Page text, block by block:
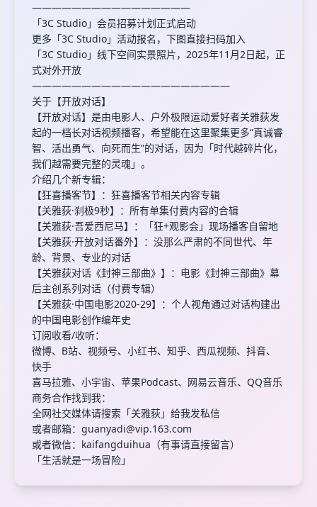
————————————————
「3C Studio」会员招募计划正式启动
更多「3C Studio」活动报名，下图直接扫码加入
「3C Studio」线下空间实景照片，2025年11月2日起，正
式对外开放
————————————————————
关于【开放对话】
【开放对话】是由电影人、户外极限运动爱好者关雅荻发
起的一档长对话视频播客，希望能在这里聚集更多“真诚睿
智、活出勇气、向死而生”的对话，因为「时代越碎片化，
我们越需要完整的灵魂」。
介绍几个新专辑：
【狂喜播客节】：狂喜播客节相关内容专辑
【关雅荻·刹极9秒】：所有单集付费内容的合辑
【关雅荻·吾爱西尼马】：「狂+观影会」现场播客自留地
【关雅荻·开放对话番外】：没那么严肃的不同世代、年
龄、背景、专业的对话
【关雅荻对话《封神三部曲》】：电影《封神三部曲》幕
后主创系列对话（付费专辑）
【关雅荻·中国电影2020-29】：个人视角通过对话构建出
的中国电影创作编年史
订阅收看/收听：
微博、B站、视频号、小红书、知乎、西瓜视频、抖音、
快手
喜马拉雅、小宇宙、苹果Podcast、网易云音乐、QQ音乐
商务合作找到我：
全网社交媒体请搜索「关雅荻」给我发私信
或者邮箱： guanyadi@vip.163.com
或者微信：kaifangduihua（有事请直接留言）
「生活就是一场冒险」